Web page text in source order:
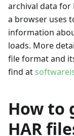
archival data for
a browser uses
information
loads. More
file format and
find at
How to
HAR